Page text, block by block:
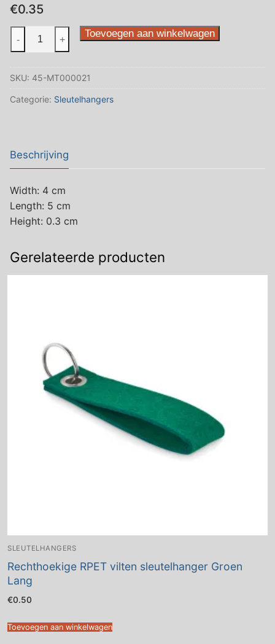
€0.35
vilten
Donker
Grijs
- + Toevoegen aan winkelwagen
SKU: 45-MT000021
Categorie: Sleutelhangers
Beschrijving
Width: 4 cm
Length: 5 cm
Height: 0.3 cm
Gerelateerde producten
SLEUTELHANGERS
Rechthoekige RPET vilten sleutelhanger Groen
Lang
€0.50
Toevoegen aan winkelwagen